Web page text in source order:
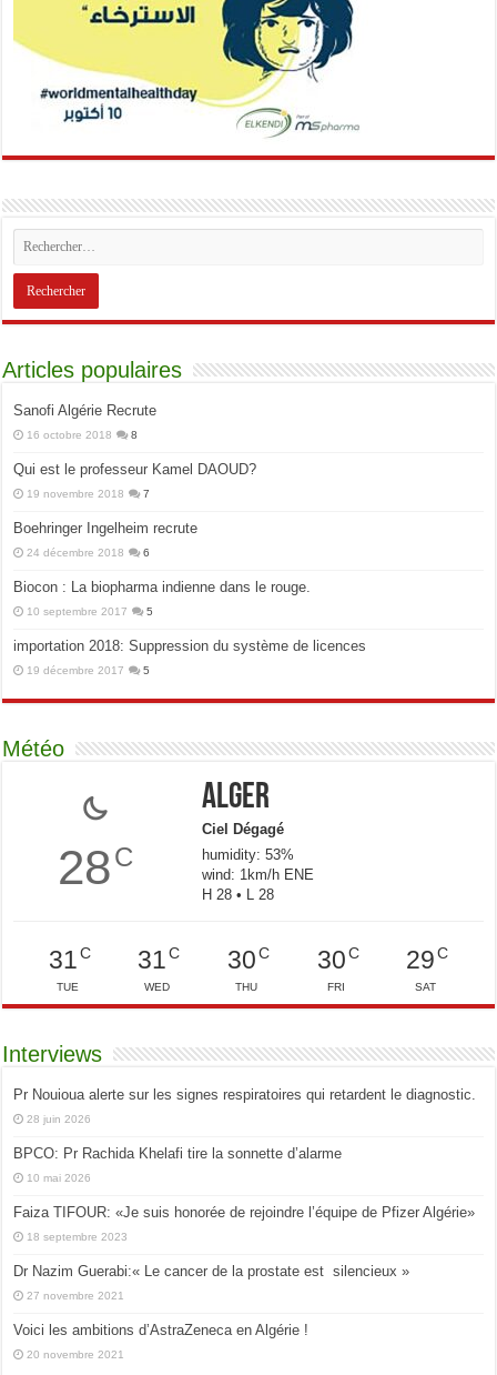
Articles populaires
Sanofi Algérie Recrute
16 octobre 2018 8
Qui est le professeur Kamel DAOUD?
19 novembre 2018 7
Boehringer Ingelheim recrute
24 décembre 2018 6
Biocon : La biopharma indienne dans le rouge.
10 septembre 2017 5
importation 2018: Suppression du système de licences
19 décembre 2017 5
Météo
28C
Alger
Ciel Dégagé
humidity: 53%
wind: 1km/h ENE
H 28 • L 28
31C
TUE
31 C
WED
30C
THU
30C
FRI
29 C
SAT
Interviews
Pr Nouioua alerte sur les signes respiratoires qui retardent le diagnostic.
28 juin 2026
BPCO: Pr Rachida Khelafi tire la sonnette d’alarme
10 mai 2026
Faiza TIFOUR: «Je suis honorée de rejoindre l’équipe de Pfizer Algérie»
18 septembre 2023
Dr Nazim Guerabi:« Le cancer de la prostate est silencieux »
27 novembre 2021
Voici les ambitions d’AstraZeneca en Algérie !
20 novembre 2021